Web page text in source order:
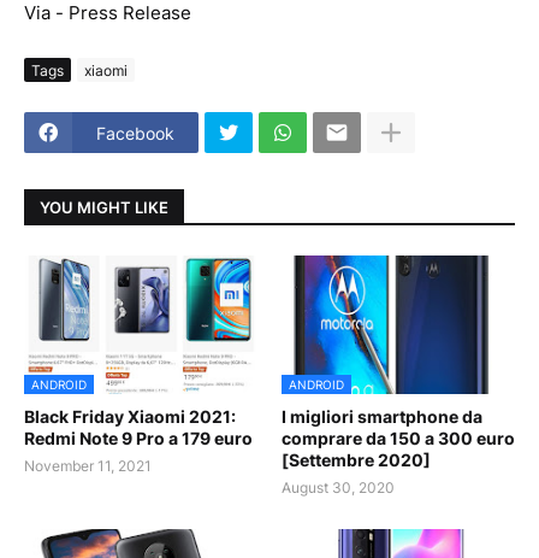
Via - Press Release
Tags xiaomi
Facebook
YOU MIGHT LIKE
ANDROID
Black Friday Xiaomi 2021:
Redmi Note 9 Pro a 179 euro
November 11, 2021
ANDROID
I migliori smartphone da
comprare da 150 a 300 euro
[Settembre 2020]
August 30, 2020